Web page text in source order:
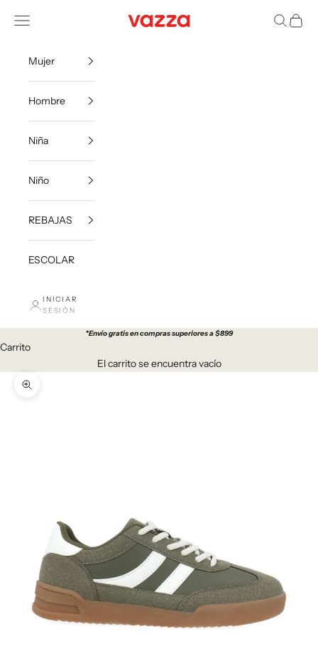
VazzaShoes
Menú Buscar
Carrito
Mujer
Hombre
Niña
Niño
REBAJAS
ESCOLAR
INICIAR
SESIÓN
*Envío gratis en compras superiores a $899
Carrito
El carrito se encuentra vacío
Zoom